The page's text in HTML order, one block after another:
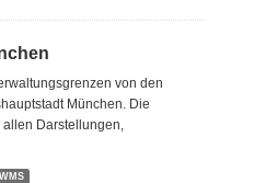
von den
München. Die
Darstellungen,
WMS